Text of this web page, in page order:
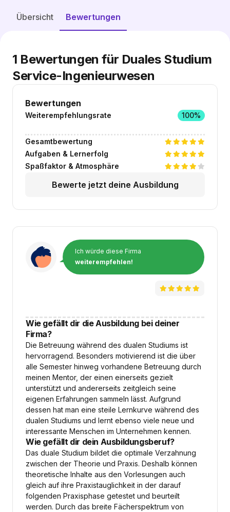
Übersicht Bewertungen
Bewertungen
Weiterempfehlungsrate 100%
Gesamtbewertung
Aufgaben & Lernerfolg
Spaßfaktor & Atmosphäre
Bewerte jetzt deine Ausbildung
1 Bewertungen für Duales Studium
Service-Ingenieurwesen
Ich würde diese Firma
weiterempfehlen!
Wie gefällt dir die Ausbildung bei deiner
Firma?
Die Betreuung während des dualen Studiums ist
hervorragend. Besonders motivierend ist die über
alle Semester hinweg vorhandene Betreuung durch
meinen Mentor, der einen einerseits gezielt
unterstützt und andererseits zeitgleich seine
eigenen Erfahrungen sammeln lässt. Aufgrund
dessen hat man eine steile Lernkurve während des
dualen Studiums und lernt ebenso viele neue und
interessante Menschen im Unternehmen kennen.
Wie gefällt dir dein Ausbildungsberuf?
Das duale Studium bildet die optimale Verzahnung
zwischen der Theorie und Praxis. Deshalb können
theoretische Inhalte aus den Vorlesungen auch
gleich auf ihre Praxistauglichkeit in der darauf
folgenden Praxisphase getestet und beurteilt
werden. Durch das breite Fächerspektrum von